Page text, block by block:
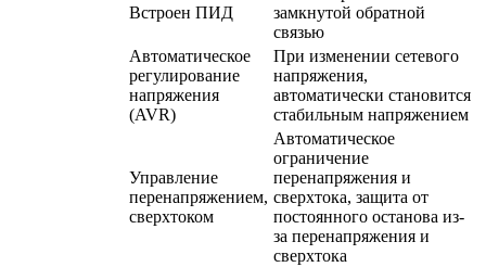
Встроен ПИД
замкнутой обратной
связью
Автоматическое
регулирование
напряжения
(AVR)
При изменении сетевого
напряжения,
автоматически становится
стабильным напряжением
Управление
перенапряжением,
сверхтоком
Автоматическое
ограничение
перенапряжения и
сверхтока, защита от
постоянного останова из-
за перенапряжения и
сверхтока